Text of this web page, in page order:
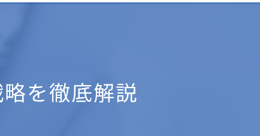
試験員
を徹底解説